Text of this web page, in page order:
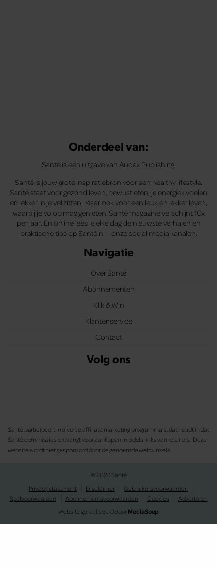
Onderdeel van:
Santé is een uitgave van Audax Publishing.
Santé is jouw grote inspiratiebron voor een healthy lifestyle.
Santé staat voor gezond leven, bewust eten, je energiek voelen
en lekker in je vel zitten. Maar ook voor een leuk en lekker leven,
waarbij je volop mag genieten. Santé magazine verschijnt 10x
per jaar. En online lees je elke dag de nieuwste verhalen en
praktische tips op Santé.nl + onze social media kanalen.
Navigatie
Over Santé
Abonnementen
Klik & Win
Klantenservice
Contact
Volg ons
Santé participeert in diverse affiliate marketing programma’s, dat houdt in dat
Santé commissies ontvangt voor aankopen middels links van retailers. Deze
website wordt niet gesponsord door de genoemde webwinkels.
© 2026 Santé
Privacy statement
Disclaimer
Gebruikersvoorwaarden
Spelvoorwaarden
Abonnementsvoorwaarden Cookies
Adverteren
Website gerealiseerd doorMediaSoep